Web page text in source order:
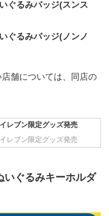
ぐるみバッジ(スンス
ぐるみバッジ(ノンノ
舗については、同店の
レブン限定グッズ発売
レブン限定グッズ発売
いぐるみキーホルダ